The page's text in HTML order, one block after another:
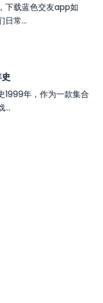
下载蓝色交友app如
日常...
1999年，作为一款集合
...